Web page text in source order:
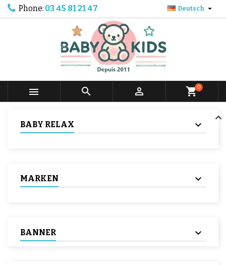
Phone: 03 45 81 21 47 Deutsch 
   shopping_cart0
BABY RELAX
MARKEN
BANNER